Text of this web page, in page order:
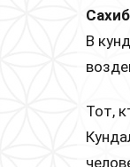
Сахиб
В
Тот,